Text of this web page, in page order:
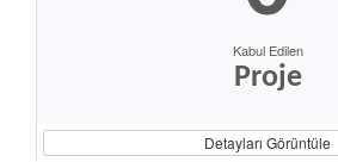
Kabul Edilen
Proje
Detayları Görüntüle